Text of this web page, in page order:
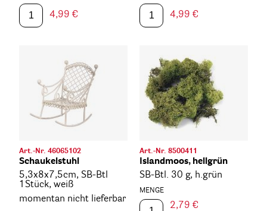
4,99 € 4,99 €
Art.-Nr. 46065102
Schaukelstuhl
5,3x8x7,5cm, SB-Btl
1Stück, weiß
momentan nicht lieferbar
Art.-Nr. 8500411
Islandmoos, hellgrün
SB-Btl. 30 g, h.grün
MENGE
2,79 €